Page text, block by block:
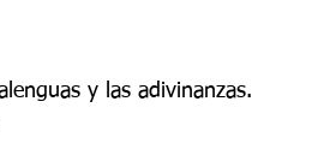
y las adivinanzas.